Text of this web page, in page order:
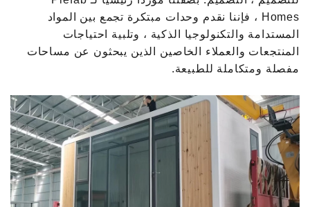
Homes ، فإننا نقدم وحدات مبتكرة تجمع بين المواد
المستدامة والتكنولوجيا الذكية ، وتلبية احتياجات
المنتجعات والعملاء الخاصين الذين يبحثون عن مساحات
مفصلة ومتكاملة للطبيعة.